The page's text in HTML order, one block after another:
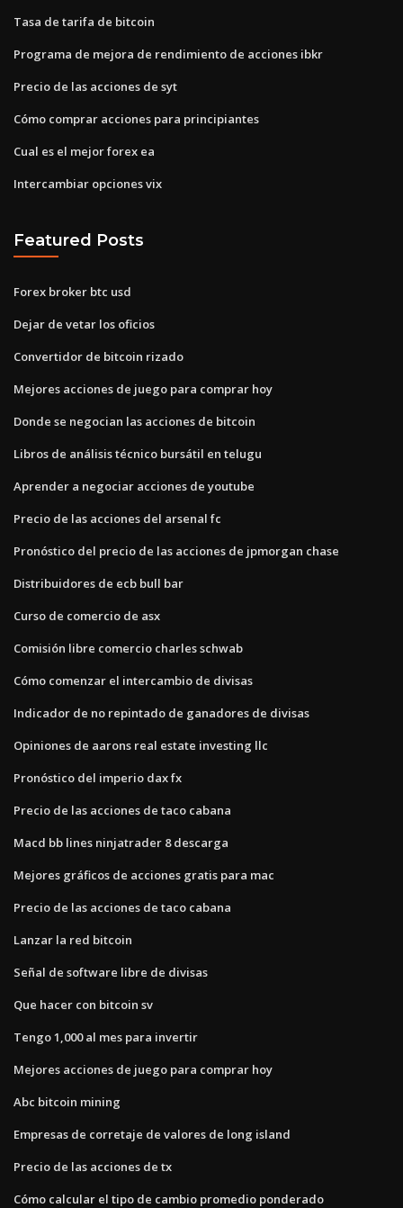
Tasa de tarifa de bitcoin
Programa de mejora de rendimiento de acciones ibkr
Precio de las acciones de syt
Cómo comprar acciones para principiantes
Cual es el mejor forex ea
Intercambiar opciones vix
Featured Posts
Forex broker btc usd
Dejar de vetar los oficios
Convertidor de bitcoin rizado
Mejores acciones de juego para comprar hoy
Donde se negocian las acciones de bitcoin
Libros de análisis técnico bursátil en telugu
Aprender a negociar acciones de youtube
Precio de las acciones del arsenal fc
Pronóstico del precio de las acciones de jpmorgan chase
Distribuidores de ecb bull bar
Curso de comercio de asx
Comisión libre comercio charles schwab
Cómo comenzar el intercambio de divisas
Indicador de no repintado de ganadores de divisas
Opiniones de aarons real estate investing llc
Pronóstico del imperio dax fx
Precio de las acciones de taco cabana
Macd bb lines ninjatrader 8 descarga
Mejores gráficos de acciones gratis para mac
Precio de las acciones de taco cabana
Lanzar la red bitcoin
Señal de software libre de divisas
Que hacer con bitcoin sv
Tengo 1,000 al mes para invertir
Mejores acciones de juego para comprar hoy
Abc bitcoin mining
Empresas de corretaje de valores de long island
Precio de las acciones de tx
Cómo calcular el tipo de cambio promedio ponderado